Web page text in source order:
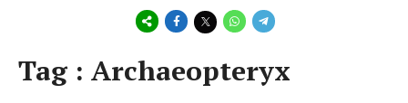
Tag : Archaeopteryx